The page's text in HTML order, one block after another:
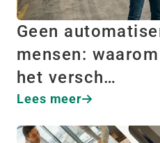
Geen
mensen:
het versch…
Lees meer